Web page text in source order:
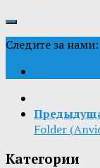
Следите за нами:
Folder
Категории